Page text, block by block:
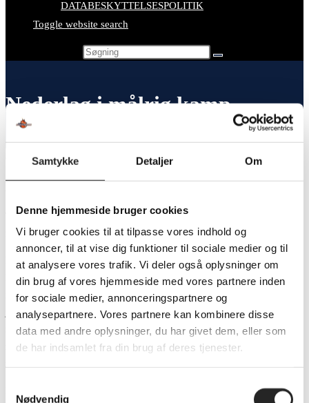
Samtykke Detaljer Om
Denne hjemmeside bruger cookies
Vi bruger cookies til at tilpasse vores indhold og
annoncer, til at vise dig funktioner til sociale medier og til
at analysere vores trafik. Vi deler også oplysninger om
din brug af vores hjemmeside med vores partnere inden
for sociale medier, annonceringspartnere og
analysepartnere. Vores partnere kan kombinere disse
data med andre oplysninger, du har givet dem, eller som
de har indsamlet fra din brug af deres tjenester.
Nødvendig
DATABESKYTTELSESPOLITIK
Toggle website search
Nederlag i målrig kamp
Nederlag i målrig kamp
Team Sydhavsøerne har aldrig vundet i Herning mod HCM, desværre
forbliver den kedelige statistik således. 34-33 blev det til hjemmeholdet.
Dagens opgør mindede i første halvleg mest af alt om en træningskamp.
Kampen var blottet for intensitet, fight og der var total mangel på stemning
i hallen. Det smittede af på spillerne, hvor begge forsvar var i tidligt
julehumør og gav den en chance væk efter den anden. Det efterlod keeperne
mere eller mindre chanceløse og samlet set blev det til blot en håndfuld
redninger i begge ender i første halvleg, hvilket afspejledes på måltavlen
HCM kom dog klart bedst afsted i de første minutter, mest af alt fordi vi